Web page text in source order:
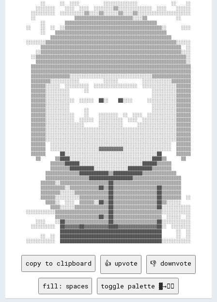
      ░░      ░░  ░░░░          ░░░░░░░░░░░░░░              ░░    ░░
    ░░░░░░░░    ░░░░  ░░░░  ░░░░░░░░▒▒░░░░░░░░░░░░░░  ░░░░    ░░░░░░
  ░░░░░░░░░░  ░░░░░░░░░░▒▒░░░░▒▒░░░░░░▒▒░░░░▒▒░░░░░░░░░░░░░░░░░░░░░░
  ░░                ▒▒▒▒▒▒▒▒▒▒▒▒▒▒▒▒▒▒▒▒▒▒▒▒░░░░▒▒            ░░
      ░░        ▒▒▒▒▒▒▒▒▒▒▒▒▒▒▒▒▒▒▒▒▒▒▒▒▒▒▒▒▒▒▒▒▒▒▒▒▒▒
░░    ░░  ░░  ░░▒▒▒▒▒▒▒▒▒▒▒▒▒▒▒▒▒▒▒▒▒▒▒▒▒▒▒▒▒▒▒▒▒▒▒▒▒▒▒▒░░      ░░░░
      ░░    ▒▒▒▒▒▒▒▒▒▒▒▒▒▒▒▒▒▒▒▒▒▒▒▒▒▒▒▒▒▒▒▒▒▒▒▒▒▒▒▒▒▒▒▒▒▒
          ▒▒▒▒▒▒▒▒▒▒▒▒▒▒▒▒▒▒▒▒▒▒▒▒▒▒▒▒▒▒▒▒▒▒▒▒▒▒▒▒▒▒▒▒▒▒▒▒▒▒
░░░░░░░░▒▒▒▒▒▒▒▒▒▒▒▒▒▒▒▒▒▒▒▒▒▒▒▒▒▒▒▒▒▒▒▒▒▒▒▒▒▒▒▒▒▒▒▒▒▒▒▒▒▒▒▒▒▒░░░░░░
      ▒▒▒▒▒▒▒▒▒▒▒▒▒▒▒▒▒▒▒▒▒▒▒▒▒▒▒▒▒▒▒▒▒▒▒▒▒▒▒▒▒▒▒▒▒▒▒▒▒▒▒▒▒▒▒▒▒▒  ░░
    ░░▒▒▒▒▒▒▒▒▒▒▒▒▒▒▒▒▒▒▒▒▒▒▒▒▒▒▒▒▒▒▒▒▒▒▒▒▒▒▒▒▒▒▒▒▒▒▒▒▒▒▒▒▒▒▒▒▒▒░░░░
  ░░▒▒▒▒▒▒▒▒▒▒▒▒▒▒▒▒▒▒▒▒▒▒▒▒▒▒▒▒▒▒▒▒▒▒▒▒▒▒▒▒▒▒▒▒▒▒▒▒▒▒▒▒▒▒▒▒▒▒▒▒▒▒░░
    ▒▒▒▒▒▒▒▒▒▒▒▒▒▒▒▒▒▒▒▒▒▒▒▒▒▒▒▒▒▒▒▒▒▒▒▒▒▒▒▒▒▒▒▒▒▒▒▒▒▒▒▒▒▒▒▒▒▒▒▒▒▒░░
  ▒▒▒▒▒▒▒▒▒▒▒▒▒▒▒▒▒▒▒▒▒▒▒▒▒▒▒▒▒▒▒▒▒▒▒▒▒▒▒▒▒▒▒▒▒▒▒▒▒▒▒▒▒▒▒▒▒▒▒▒▒▒▒▒▒▒
  ▒▒▒▒▒▒▒▒▒▒▒▒▒▒▒▒▒▒▒▒▒▒▒▒▒▒▒▒▒▒▒▒▒▒▒▒▒▒▒▒▒▒▒▒▒▒▒▒▒▒▒▒▒▒▒▒▒▒▒▒▒▒▒▒▒▒
  ▒▒▒▒▒▒▒▒▒▒▒▒▒▒▒▒░░░░░░░░░░░░░░░░░░░░░░░░░░░░░░░░░░▒▒▒▒▒▒▒▒▒▒▒▒▒▒▒▒
  ▒▒▒▒▒▒▒▒░░░░░░░░░░░░          ░░░░░░          ░░░░░░░░░░░░▒▒▒▒▒▒▒▒
  ▒▒▒▒▒▒░░░░░░  ░░░░░░░░░░  ░░░░░░░░░░░░░░░░░░  ░░░░░░░░░░░░░░▒▒▒▒▒▒
  ▒▒▒▒▒▒░░░░░░░░░░      ░░                          ░░░░░░░░░░▒▒▒▒▒▒
  ▒▒▒▒▒▒░░░░░░░░░░                                  ░░░░░░░░░░▒▒▒▒▒▒
  ▒▒▒▒▒▒░░░░░░░░░░░░  ░░░░░░  ██░░    ██░░░░      ░░░░░░░░░░░░▒▒▒▒▒▒
  ▒▒▒▒▒▒░░░░░░░░░░                                  ░░░░░░░░░░▒▒▒▒▒▒
  ▒▒▒▒▒▒░░░░░░░░░░      ░░                          ░░░░░░░░░░▒▒▒▒▒▒
  ▒▒▒▒▒▒░░░░░░░░░░░░    ░░    ░░░░░░░░  ░░  ░░░░  ░░░░░░░░░░░░▒▒▒▒▒▒
  ▒▒▒▒▒▒░░░░░░░░░░░░  ░░░░░░  ░░░░░░░░░░  ░░░░  ░░░░░░░░░░░░░░▒▒▒▒▒▒
  ▒▒▒▒▒▒░░░░░░░░░░░░░░░░      ░░░░░░░░░░      ░░░░░░░░░░░░░░░░▒▒▒▒▒▒
  ▒▒▒▒▒▒░░░░░░░░░░░░░░░░░░░░░░░░░░░░░░░░░░░░░░░░░░░░░░░░░░░░░░▒▒▒▒▒▒
  ▒▒▒▒▒▒░░░░░░░░░░░░░░░░░░░░░░░░░░░░░░░░░░░░░░░░░░░░░░░░░░░░░░▒▒▒▒▒▒
  ▒▒▒▒▒▒░░░░░░░░░░░░░░░░░░░░░░░░░░░░░░░░░░░░░░░░░░░░░░░░░░░░░░▒▒▒▒▒▒
  ▒▒▒▒▒▒  ░░░░░░░░░░░░░░░░░░░░░░░░░░░░░░░░░░░░░░░░░░░░░░░░░░  ▒▒▒▒▒▒
  ▒▒▒▒▒▒  ░░░░░░░░░░░░░░░░░░░░▓▓▓▓▓▓▓▓▓▓░░░░░░░░░░░░░░░░░░░░  ▒▒▒▒▒▒
  ▒▒▒▒▒▒      ██░░░░░░░░░░░░░░░░░░░░░░░░░░░░░░░░░░░░░░██      ▒▒▒▒▒▒
    ▒▒      ▒▒████░░░░░░░░░░░░░░░░░░░░░░░░░░░░░░░░░░████▒▒      ▒▒
          ▒▒▒▒▒▒██████░░░░░░░░░░░░░░░░░░░░░░░░░░██████▒▒▒▒▒▒
          ▒▒▒▒▒▒▒▒██████████░░░░░░░░░░░░░░██████████▒▒▒▒▒▒▒▒
        ▒▒▒▒▒▒▒▒▒▒▒▒▒▒████████████▒▒████████████▒▒▒▒▒▒▒▒▒▒▒▒▒▒
        ▒▒▒▒▒▒▒▒▒▒▒▒▒▒▒▒▒▒██████████████████▒▒▒▒▒▒▒▒▒▒▒▒▒▒▒▒▒▒▒▒
      ▒▒▒▒▒▒░░▒▒▒▒▒▒▒▒▒▒▒▒▒▒▒▒▒▒▒▒██▒▒▒▒▒▒▒▒▒▒▒▒▒▒▒▒▒▒▒▒▒▒▒▒▒▒▒▒
      ▒▒▒▒▒▒▒▒▒▒░░▒▒▒▒▒▒▒▒▒▒▒▒██▒▒██▒▒▒▒▒▒▒▒▒▒▒▒▒▒▒▒▒▒██▒▒▒▒▒▒▒▒
      ▒▒▒▒▒▒▒▒░░░░░░▒▒▒▒▒▒▒▒▒▒▒▒▒▒██▒▒▒▒▒▒▒▒▒▒▒▒▒▒▒▒▒▒██▒▒▒▒▒▒▒▒
      ▒▒▒▒▒▒░░░░░░░░░░▒▒▒▒▒▒▒▒▒▒▒▒██▒▒▒▒▒▒▒▒▒▒▒▒▒▒▒▒▒▒██▒▒▒▒▒▒▒▒  ░░
        ▒▒▒▒░░  ░░░░  ▒▒▒▒▒▒░░██▒▒██▒▒▒▒▒▒▒▒▒▒▒▒▒▒▒▒▒▒██▒▒░░░░░░
          ▒▒▒▒░░░░░░▒▒▒▒▒▒▒▒▒▒▒▒▒▒██▒▒▒▒▒▒▒▒▒▒▒▒▒▒▒▒▒▒██░░░░░░░░░░░░
░░░░░░░░░░░░▒▒▒▒▒▒▒▒▒▒▒▒▒▒▒▒▒▒▒▒▒▒██▒▒▒▒▒▒▒▒▒▒▒▒▒▒▒▒▒▒▒▒░░░░░░░░░░░░
            ▒▒▒▒▒▒▒▒▒▒▒▒▒▒▒▒▒▒██▒▒██▒▒▒▒▒▒▒▒▒▒▒▒▒▒▒▒▒▒▒▒  ░░░░░░  ░░
    ░░░░    ░░██▒▒▒▒▒▒▒▒▒▒▒▒▒▒▒▒▒▒██▒▒▒▒▒▒▒▒▒▒▒▒▒▒▒▒▒▒██░░░░░░░░░░░░
  ░░░░░░░░░░  ██▓▓▓▓▓▓██▓▓▓▓▓▓▓▓▓▓████▓▓▓▓▓▓▓▓▓▓▓▓▓▓▓▓██░░  ░░░░░░░░
              ██████████████████████████████████████████      ░░  ░░
      ░░  ░░  ██████████████████████████████████████████      ░░  ░░
copy to clipboard 👍 upvote 👎 downvote
fill: spaces toggle palette ▓→✊🏽